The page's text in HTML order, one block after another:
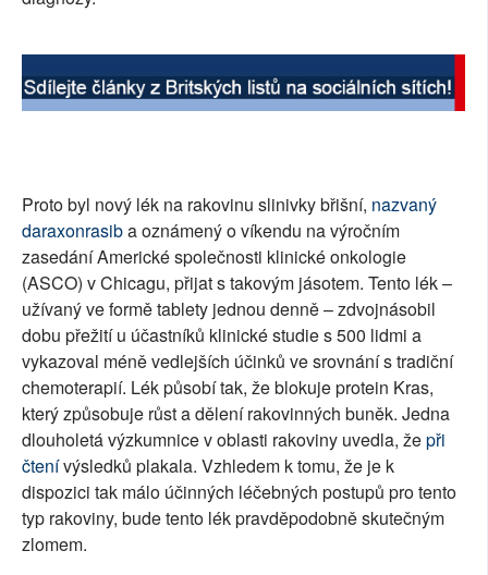
Proto byl nový lék na rakovinu slinivky břišní, nazvaný
daraxonrasiba oznámený o víkendu na výročním
zasedání Americké společnosti klinické onkologie
(ASCO) v Chicagu, přijat s takovým jásotem. Tento lék –
užívaný ve formě tablety jednou denně – zdvojnásobil
dobu přežití u účastníků klinické studie s 500 lidmi a
vykazoval méně vedlejších účinků ve srovnání s tradiční
chemoterapií. Lék působí tak, že blokuje protein Kras,
který způsobuje růst a dělení rakovinných buněk. Jedna
dlouholetá výzkumnice v oblasti rakoviny uvedla, žepři
čtenívýsledků plakala. Vzhledem k tomu, že je k
dispozici tak málo účinných léčebných postupů pro tento
typ rakoviny, bude tento lék pravděpodobně skutečným
zlomem.